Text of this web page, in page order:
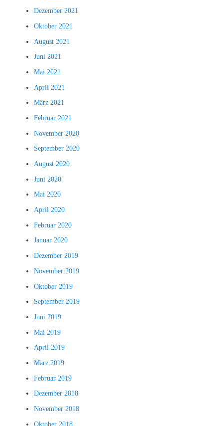
Dezember 2021
Oktober 2021
August 2021
Juni 2021
Mai 2021
April 2021
März 2021
Februar 2021
November 2020
September 2020
August 2020
Juni 2020
Mai 2020
April 2020
Februar 2020
Januar 2020
Dezember 2019
November 2019
Oktober 2019
September 2019
Juni 2019
Mai 2019
April 2019
März 2019
Februar 2019
Dezember 2018
November 2018
Oktober 2018